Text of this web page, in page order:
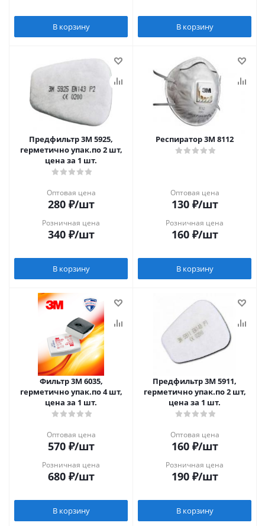
В корзину В корзину
Предфильтр 3М 5925,
герметично упак.по 2 шт,
цена за 1 шт.
Оптовая цена
280₽/шт
Розничная цена
340₽/шт
В корзину
Респиратор 3М 8112
Оптовая цена
130₽/шт
Розничная цена
160₽/шт
В корзину
Фильтр 3М 6035,
герметично упак.по 4 шт,
цена за 1 шт.
Оптовая цена
570₽/шт
Розничная цена
680₽/шт
В корзину
Предфильтр 3М 5911,
герметично упак.по 2 шт,
цена за 1 шт.
Оптовая цена
160₽/шт
Розничная цена
190₽/шт
В корзину